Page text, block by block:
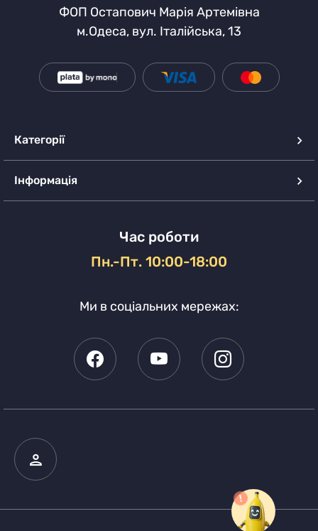
ФОП Остапович Марія Артемівна
м.Одеса, вул. Італійська, 13
Категорії
Інформація
Час роботи
Пн.-Пт. 10:00-18:00
Ми в соціальних мережах: